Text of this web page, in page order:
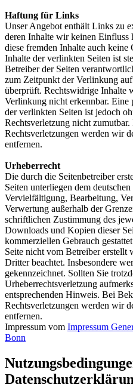
Haftung für Links
Unser Angebot enthält Links zu
deren Inhalte wir keinen
diese fremden Inhalte auch
Inhalte der verlinkten Seiten ist
Betreiber der Seiten
zum Zeitpunkt der Verlinkung
überprüft. Rechtswidrige Inhalte
Verlinkung nicht erkennbar.
der verlinkten Seiten ist jedoch
Rechtsverletzung nicht
Rechtsverletzungen werden wir
entfernen.
Urheberrecht
Die durch die Seitenbetreiber
Seiten unterliegen dem
Vervielfältigung, Bearbeitung,
Verwertung außerhalb der
schriftlichen Zustimmung des
Downloads und Kopien dieser
kommerziellen Gebrauch
Seite nicht vom Betreiber erstellt
Dritter beachtet. Insbesondere
gekennzeichnet. Sollten Sie
Urheberrechtsverletzung
entsprechenden Hinweis. Bei
Rechtsverletzungen werden wir
entfernen.
Impressum vom Impressum
Bonn